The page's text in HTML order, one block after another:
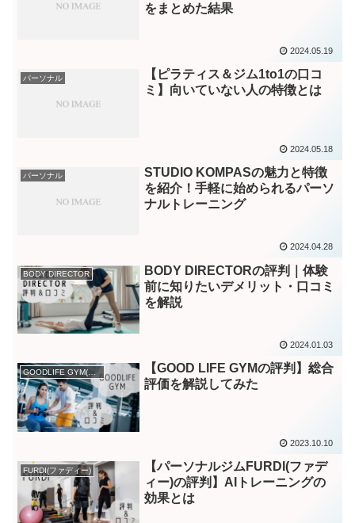
をまとめた結果
2024.05.19
パーソナル
【ピラティス＆ジム1to1の口コ
ミ】向いていない人の特徴とは
2024.05.18
パーソナル
STUDIO KOMPASの魅力と特徴
を紹介！手軽に始められるパーソ
ナルトレーニング
2024.04.28
BODY DIRECTOR
BODY DIRECTORの評判｜体験
前に知りたいデメリット・口コミ
を解説
2024.01.03
GOODLIFE GYM(グッドライフジム)
【GOOD LIFE GYMの評判】総合
評価を解説してみた
2023.10.10
FURDI(ファディー)
【パーソナルジムFURDI(ファデ
ィー)の評判】AIトレーニングの
効果とは